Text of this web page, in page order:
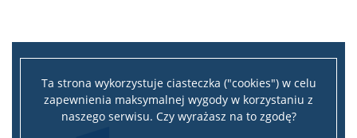
Ta strona wykorzystuje ciasteczka ("cookies") w celu
zapewnienia maksymalnej wygody w korzystaniu z
naszego serwisu. Czy wyrażasz na to zgodę?